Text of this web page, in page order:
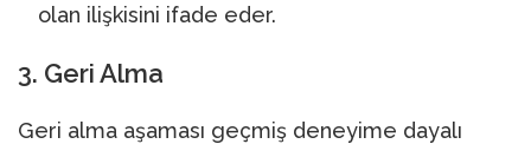
olan ilişkisini ifade eder.
3. Geri Alma
Geri alma aşaması geçmiş deneyime dayalı